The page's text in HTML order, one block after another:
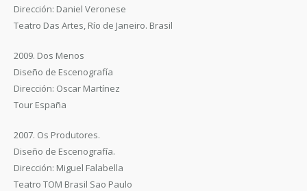
Dirección: Daniel Veronese
Teatro Das Artes, Río de Janeiro. Brasil
2009. Dos Menos
Diseño de Escenografía
Dirección: Oscar Martínez
Tour España
2007. Os Produtores.
Diseño de Escenografía.
Dirección: Miguel Falabella
Teatro TOM Brasil Sao Paulo